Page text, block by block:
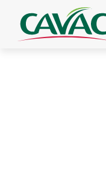
Panneau de gestion des